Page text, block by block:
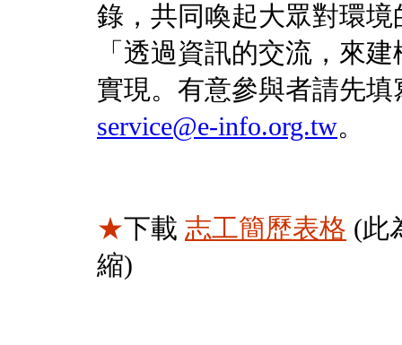
錄，共同喚起大眾對環
「透過資訊的交流，來
實現。有意參與者請先
service@e-info.org.tw。
★下載 志工簡歷表格 (此
縮)